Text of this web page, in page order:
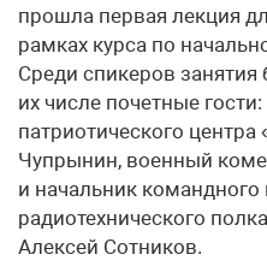
прошла первая лекция
рамках курса по
Среди спикеров
их числе почетные
патриотического
Чупрынин, военный
и начальник командного
радиотехнического
Алексей Сотников.